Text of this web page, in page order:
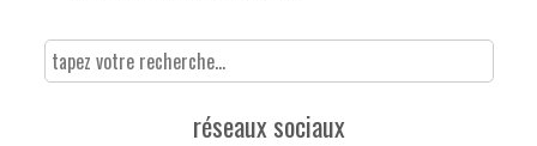
réseaux sociaux